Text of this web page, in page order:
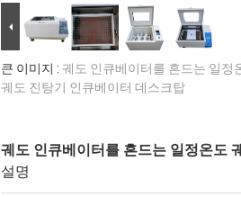
큰 이미지 : 궤도 인큐베이터를 흔드는 일정
궤도 진탕기 인큐베이터 데스크탑
궤도 인큐베이터를 흔드는 일정온도
설명